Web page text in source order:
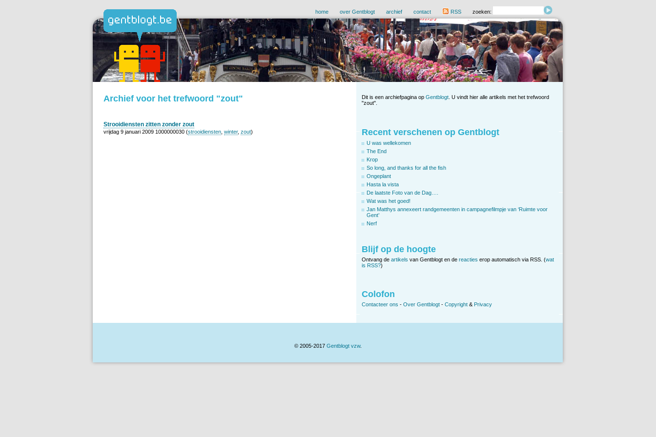
home over Gentblogt archief contact RSS zoeken:
Archief voor het trefwoord "zout"
Strooidiensten zitten zonder zout
vrijdag 9 januari 2009 1000000030 (strooidiensten winter, zout)
Dit is een archiefpagina op Gentblogt . U vindt hier alle artikels met het trefwoord
"zout".
Recent verschenen op Gentblogt
U was wellekomen
The End
Krop
So long, and thanks for all the fish
Ongeplant
Hasta la vista
De laatste Foto van de Dag….
Wat was het goed!
Jan Matthys annexeert randgemeenten in campagnefilmpje van ‘Ruimte voor
Gent’
Nerf
Blijf op de hoogte
Ontvang de artikels van Gentblogt en de reacties erop automatisch via RSS. (wat
is RSS?)
Colofon
Contacteer ons - Over Gentblogt - Copyright & Privacy
© 2005-2017 Gentblogt vzw.